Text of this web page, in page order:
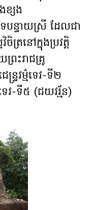
ខ្យង
បន្ទាយស្រី ដែលជា
ត្រនៅក្នុងប្រវត្តិ
រះរាជគ្រូ
ន្ទ្រវម៌្មទេវ-ទី២
ទេវ-ទី៥ (ជយវរ្ម័ន)